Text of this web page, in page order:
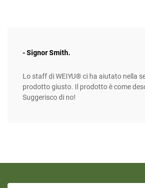
- Signor Smith.
Lo staff di WEIYU® ci ha aiutato nella
prodotto giusto. Il prodotto è come
Suggerisco di no!